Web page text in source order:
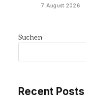
7 August 2026
Suchen
Recent Posts